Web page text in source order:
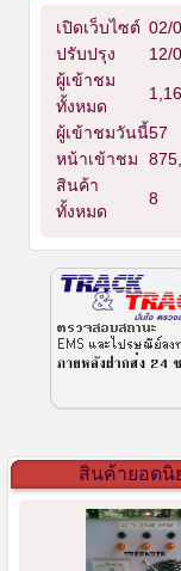
เปิดเว็บไซต์ 02/
ปรับปรุง
12/
ผู้เข้าชม
ทั้งหมด
ผู้เข้าชมวันนี้57
หน้าเข้าชม
สินค้า
ทั้งหมด
8
สินค้ายอดนิ